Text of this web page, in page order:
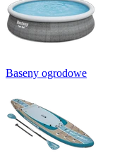
Baseny ogrodowe